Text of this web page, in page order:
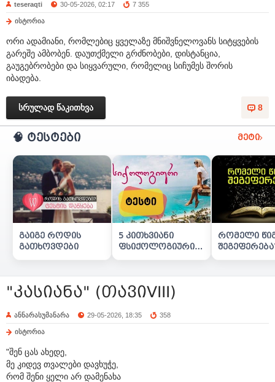
teseraqti 30-05-2026, 02:17 7 355
ისტორია
ორი ადამიანი, რომლებიც ყველაზე მნიშვნელოვანს სიტყვების
გარეშე ამბობენ. დაუთქმელი გრძნობები, დისტანცია,
გაუგებრობები და სიყვარული, რომელიც სიჩუმეს შორის
იბადება.
8
სრულად წაკითხვა
🧠 ტესტები მეტი
გაიგე როდის
გათხოვდები
5 კითხვიანი
ფსიქოლოგიური
რომელი
"კასიანა" (თავიVIII)
ანნარასუმანარა 29-05-2026, 18:35 358
ისტორია
"შენ ცას ახედე,
მე კიდევ თვალები დავხუჭე,
რომ შენი ყელი არ დამენახა